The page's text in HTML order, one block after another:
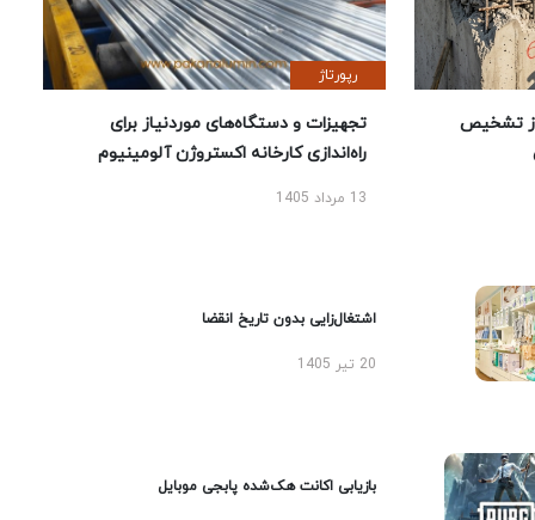
تشخیص
رپورتاژ
تجهیزات و دستگاه‌های موردنیاز برای
راه‌اندازی کارخانه اکستروژن آلومینیوم
13 مرداد 1405
اشتغال‌زایی بدون تاریخ انقضا
20 تیر 1405
بازیابی اکانت هک‌شده پابجی موبایل